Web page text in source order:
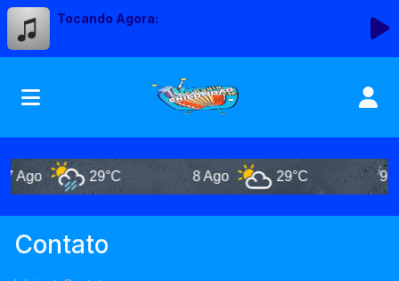
Tocando Agora:
7 Ago 29°C 8 Ago 29°C 9
Contato